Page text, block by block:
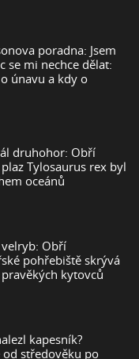
poradna: Jsem
se mi nechce dělat:
únavu a kdy o
druhohor: Obří
Tylosaurus rex byl
oceánů
Obří
pohřebiště skrývá
kytovců
kapesník?
od středověku po